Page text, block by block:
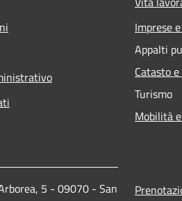
Imprese
Appalti
Catasto
Turismo
Mobilità
5 - 09070 - San